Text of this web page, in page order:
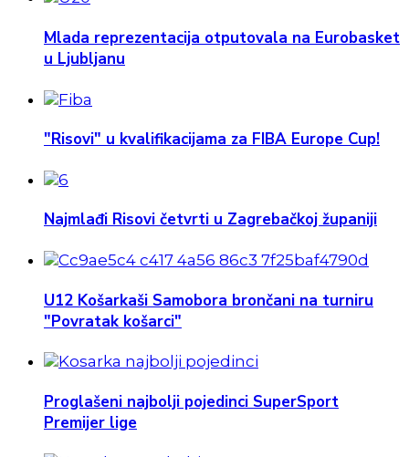
Mlada reprezentacija otputovala na Eurobasket
u Ljubljanu
"Risovi" u kvalifikacijama za FIBA Europe Cup!
Najmlađi Risovi četvrti u Zagrebačkoj županiji
U12 Košarkaši Samobora brončani na turniru
"Povratak košarci"
Proglašeni najbolji pojedinci SuperSport
Premijer lige